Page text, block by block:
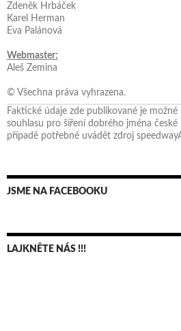
Zdeněk Hrbáček
Karel Herman
Eva Palánová
Webmaster:
Aleš Zemina
© Všechna práva vyhrazena.
Faktické údaje zde publikované je
souhlasu pro šíření dobrého jména
případě potřebné uvádět zdroj
JSME NA FACEBOOKU
LAJKNĚTE NÁS !!!